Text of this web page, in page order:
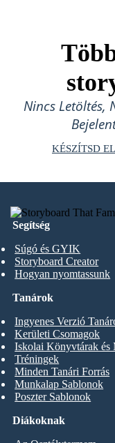
Nincs Letöltés,
KÉSZÍTSD
Segítség
Súgó és GYIK
Storyboard Creator
Hogyan nyomtassunk
Diákoknak
Tanárok
Ingyenes Verzió
Kerületi Csomagok
Iskolai Könyvtárak és
Tréningek
Minden Tanári Forrás
Munkalap Sablonok
Poszter Sablonok